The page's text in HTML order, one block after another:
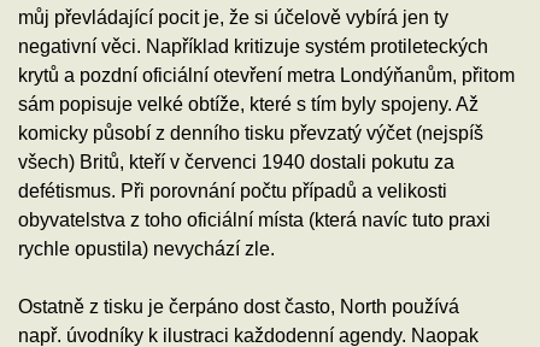
můj převládající pocit je, že si účelově vybírá jen ty
negativní věci. Například kritizuje systém protileteckých
krytů a pozdní oficiální otevření metra Londýňanům, přitom
sám popisuje velké obtíže, které s tím byly spojeny. Až
komicky působí z denního tisku převzatý výčet (nejspíš
všech) Britů, kteří v červenci 1940 dostali pokutu za
defétismus. Při porovnání počtu případů a velikosti
obyvatelstva z toho oficiální místa (která navíc tuto praxi
rychle opustila) nevychází zle.
Ostatně z tisku je čerpáno dost často, North používá
např. úvodníky k ilustraci každodenní agendy. Naopak